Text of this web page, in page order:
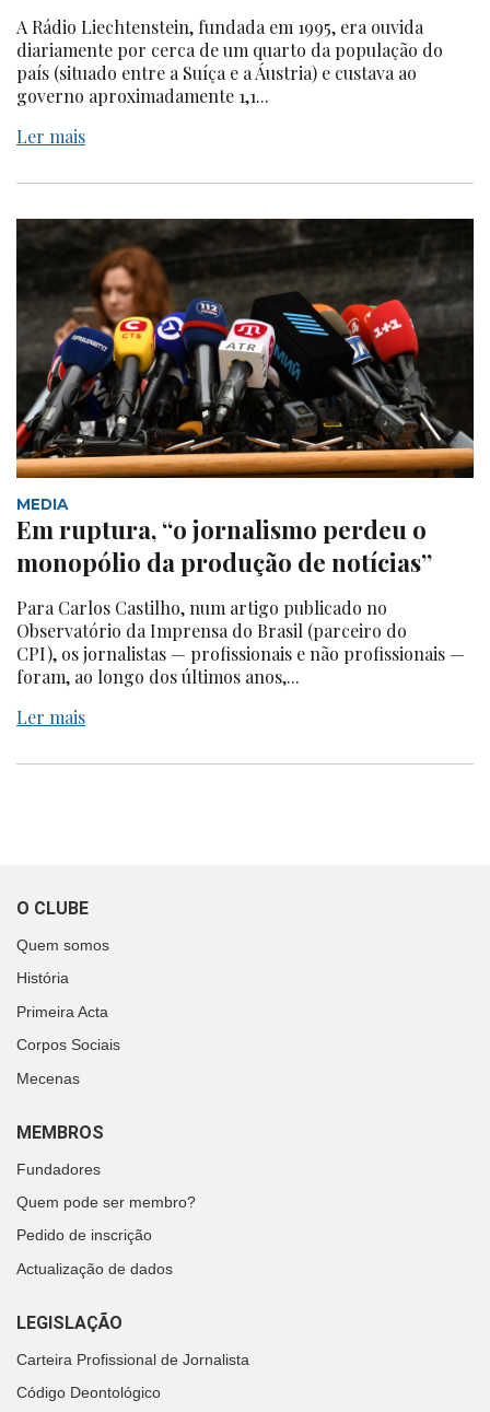
A Rádio Liechtenstein, fundada em 1995, era ouvida
diariamente por cerca de um quarto da população do
país (situado entre a Suíça e a Áustria) e custava ao
governo aproximadamente 1,1...
Ler mais
MEDIA
Em ruptura, “o jornalismo perdeu o
monopólio da produção de notícias”
Para Carlos Castilho, num artigo publicado no
Observatório da Imprensa do Brasil (parceiro do
CPI), os jornalistas — profissionais e não profissionais —
foram, ao longo dos últimos anos,...
Ler mais
O CLUBE
Quem somos
História
Primeira Acta
Corpos Sociais
Mecenas
MEMBROS
Fundadores
Quem pode ser membro?
Pedido de inscrição
Actualização de dados
LEGISLAÇÃO
Carteira Profissional de Jornalista
Código Deontológico